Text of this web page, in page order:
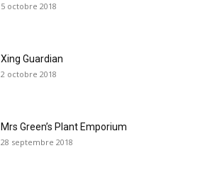
5 octobre 2018
Xing Guardian
2 octobre 2018
Mrs Green’s Plant Emporium
28 septembre 2018